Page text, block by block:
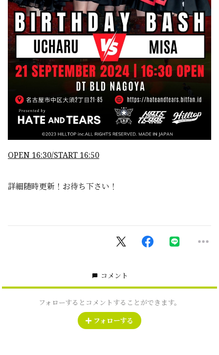
OPEN 16:30/START 16:50
詳細随時更新！お待ち下さい！
コメント
フォローするとコメントすることができます。
フォローする